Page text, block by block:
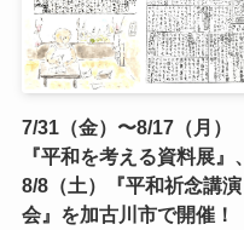
7/31（金）〜8/17（月）
『平和を考える資料展』、
8/8（土）『平和祈念講演
会』を加古川市で開催！